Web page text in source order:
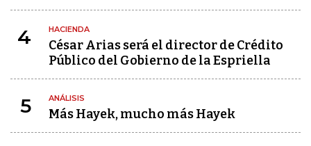
4 HACIENDA
César Arias será el director de Crédito
Público del Gobierno de la Espriella
5 ANÁLISIS
Más Hayek, mucho más Hayek